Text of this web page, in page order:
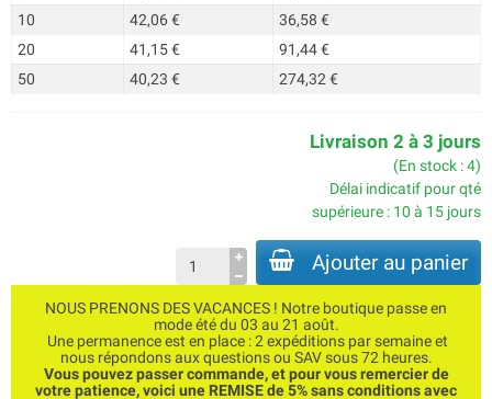
10
42,06 €
36,58 €
20
41,15 €
91,44 €
50
40,23 € 274,32 €
Livraison 2 à 3 jours
(En stock : 4)
Délai indicatif pour qté
supérieure : 10 à 15 jours
Ajouter au panier
NOUS PRENONS DES VACANCES ! Notre boutique passe en
mode été du 03 au 21 août.
Une permanence est en place : 2 expéditions par semaine et
nous répondons aux questions ou SAV sous 72 heures.
Vous pouvez passer commande, et pour vous remercier de
votre patience, voici une REMISE de 5% sans conditions avec